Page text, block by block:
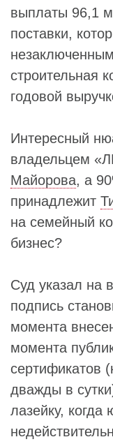
выплаты 96,1
поставки,
строительная
годовой
Интересный
владельцем
Майорова, а
принадлежит
на семейный
бизнес?
Суд указал на
подпись
момента
момента
сертификатов
дважды в
лазейку, когда